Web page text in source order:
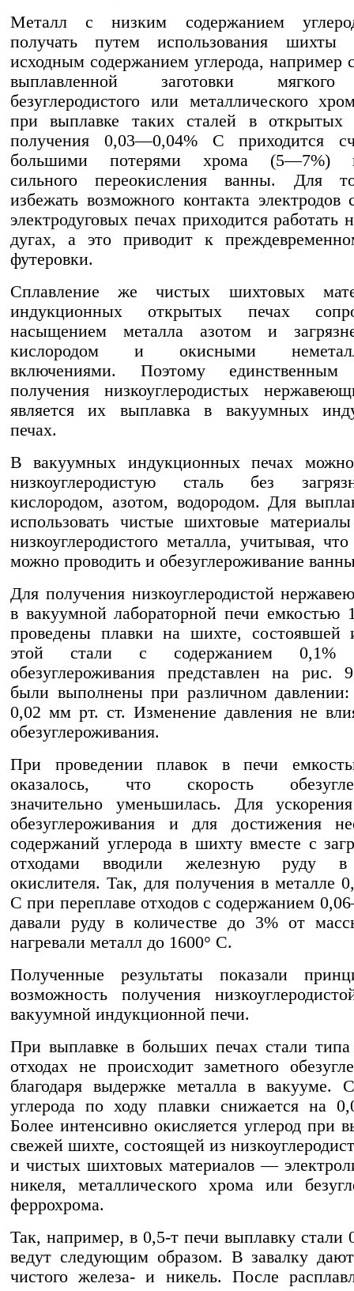
Металл с низким содержанием
получать путем использования
исходным содержанием углерода, например
выплавленной заготовки
безуглеродистого или металлического
при выплавке таких сталей в открытых
получения 0,03—0,04% С приходится
большими потерями хрома (5—7%)
сильного переокисления ванны. Для
избежать возможного контакта электродов
электродуговых печах приходится работать
дугах, а это приводит к
футеровки.
Сплавление же чистых шихтовых
индукционных открытых печах
насыщением металла азотом и
кислородом и окисными
включениями. Поэтому единственным
получения низкоуглеродистых
является их выплавка в вакуумных
печах.
В вакуумных индукционных печах
низкоуглеродистую сталь без
кислородом, азотом, водородом. Для
использовать чистые шихтовые
низкоуглеродистого металла, учитывая,
можно проводить и обезуглероживание
Для получения низкоуглеродистой
в вакуумной лабораторной печи емкостью
проведены плавки на шихте, состоявшей
этой стали с содержанием
обезуглероживания представлен на рис.
были выполнены при различном
0,02 мм рт. ст. Изменение давления не
обезуглероживания.
При проведении плавок в печи
оказалось, что скорость
значительно уменьшилась. Для
обезуглероживания и для достижения
содержаний углерода в шихту вместе с
отходами вводили железную руду в
окислителя. Так, для получения в металле
С при переплаве отходов с содержанием
давали руду в количестве до 3% от
нагревали металл до 1600° С.
Полученные результаты показали
возможность получения
вакуумной индукционной печи.
При выплавке в больших печах стали
отходах не происходит заметного
благодаря выдержке металла в вакууме.
углерода по ходу плавки снижается на
Более интенсивно окисляется углерод при
свежей шихте, состоящей из
и чистых шихтовых материалов —
никеля, металлического хрома или
феррохрома.
Так, например, в 0,5-т печи выплавку стали
ведут следующим образом. В завалку дают
чистого железа- и никель. После